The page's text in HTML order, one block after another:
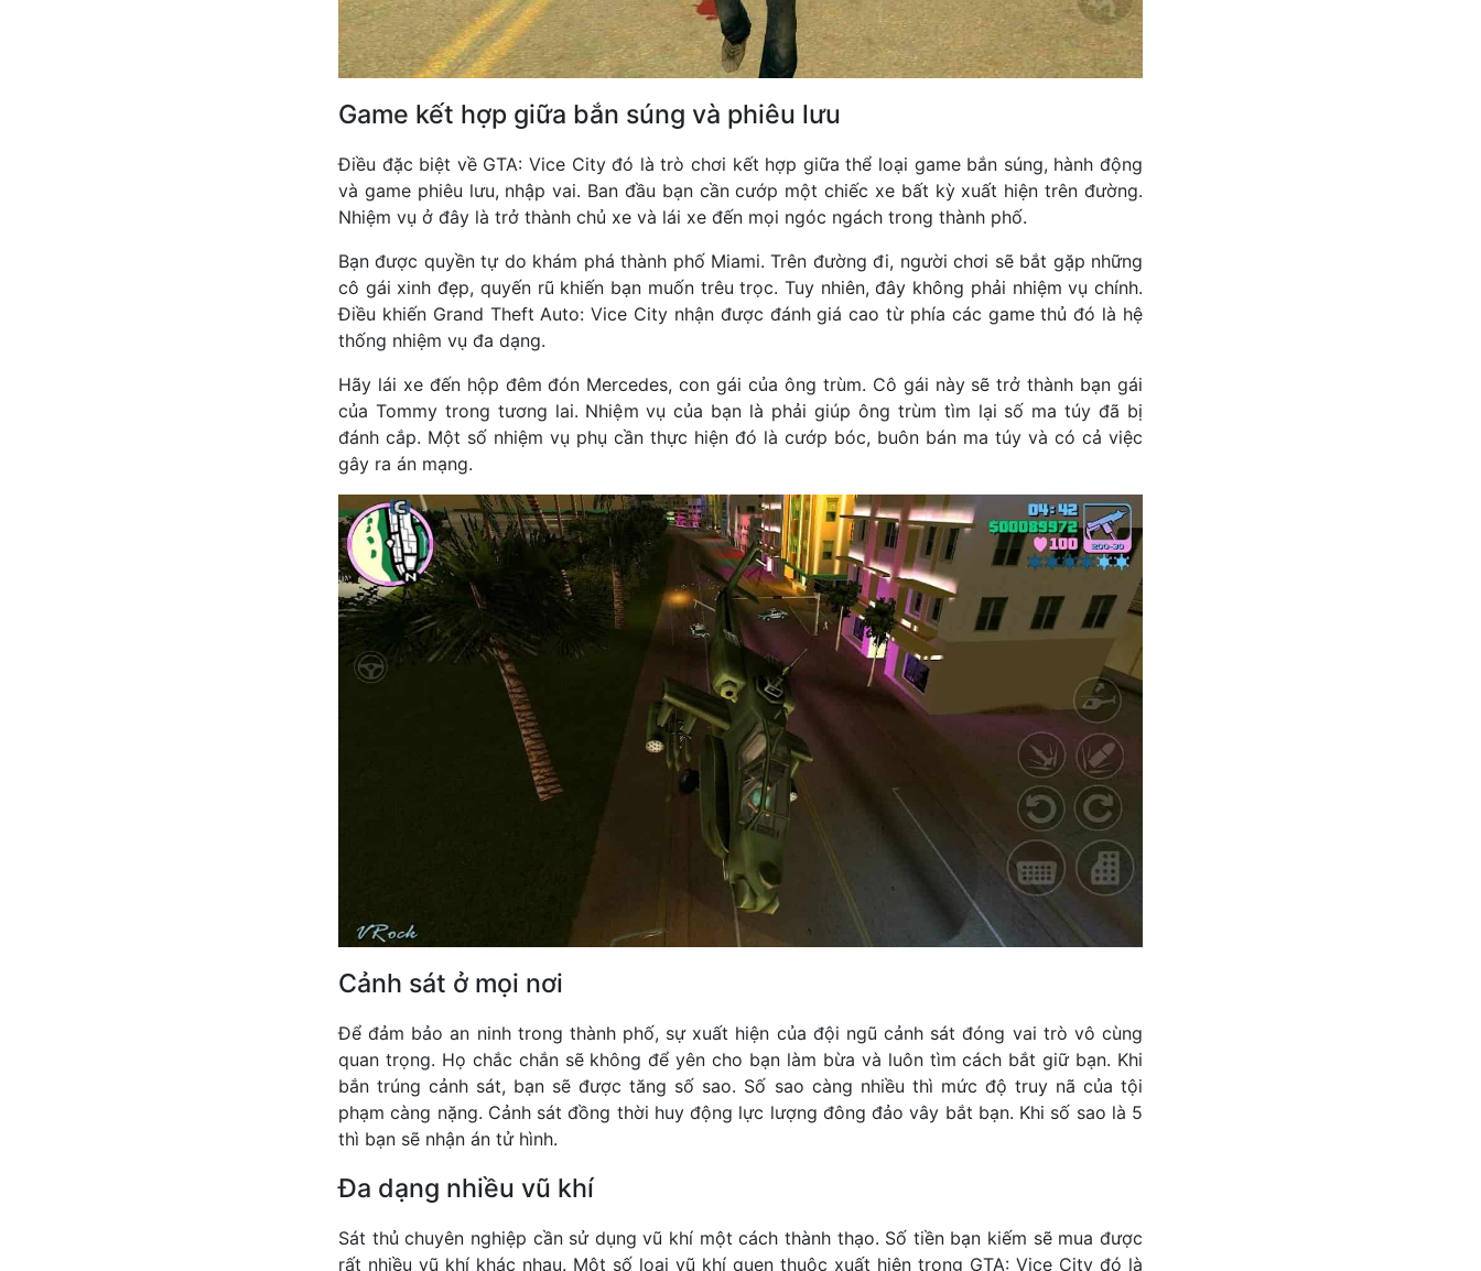
Game kết hợp giữa bắn súng và phiêu lưu
Điều đặc biệt về GTA: Vice City đó là trò chơi kết hợp giữa thể loại game bắn súng, hành động
và game phiêu lưu, nhập vai. Ban đầu bạn cần cướp một chiếc xe bất kỳ xuất hiện trên đường.
Nhiệm vụ ở đây là trở thành chủ xe và lái xe đến mọi ngóc ngách trong thành phố.
Bạn được quyền tự do khám phá thành phố Miami. Trên đường đi, người chơi sẽ bắt gặp những
cô gái xinh đẹp, quyến rũ khiến bạn muốn trêu trọc. Tuy nhiên, đây không phải nhiệm vụ chính.
Điều khiến Grand Theft Auto: Vice City nhận được đánh giá cao từ phía các game thủ đó là hệ
thống nhiệm vụ đa dạng.
Hãy lái xe đến hộp đêm đón Mercedes, con gái của ông trùm. Cô gái này sẽ trở thành bạn gái
của Tommy trong tương lai. Nhiệm vụ của bạn là phải giúp ông trùm tìm lại số ma túy đã bị
đánh cắp. Một số nhiệm vụ phụ cần thực hiện đó là cướp bóc, buôn bán ma túy và có cả việc
gây ra án mạng.
Cảnh sát ở mọi nơi
Để đảm bảo an ninh trong thành phố, sự xuất hiện của đội ngũ cảnh sát đóng vai trò vô cùng
quan trọng. Họ chắc chắn sẽ không để yên cho bạn làm bừa và luôn tìm cách bắt giữ bạn. Khi
bắn trúng cảnh sát, bạn sẽ được tăng số sao. Số sao càng nhiều thì mức độ truy nã của tội
phạm càng nặng. Cảnh sát đồng thời huy động lực lượng đông đảo vây bắt bạn. Khi số sao là 5
thì bạn sẽ nhận án tử hình.
Đa dạng nhiều vũ khí
Sát thủ chuyên nghiệp cần sử dụng vũ khí một cách thành thạo. Số tiền bạn kiếm sẽ mua được
rất nhiều vũ khí khác nhau. Một số loại vũ khí quen thuộc xuất hiện trong GTA: Vice City đó là